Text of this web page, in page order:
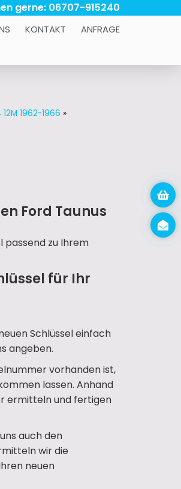
gerne: 06707-915240
KONTAKT ANFRAGE
1962-1966 »
Ford Taunus
passend zu Ihrem
für Ihr
Schlüssel einfach
angeben.
vorhanden ist,
lassen. Anhand
ermitteln und fertigen
auch den
wir die
neuen